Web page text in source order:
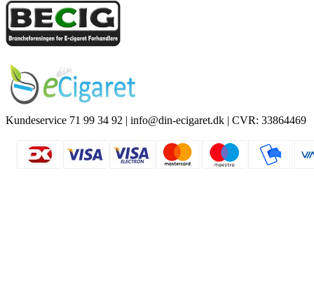
Kundeservice 71 99 34 92 | info@din-ecigaret.dk | CVR: 33864469